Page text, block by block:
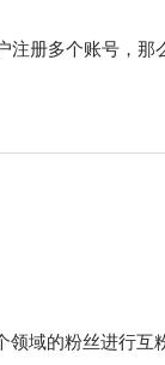
册多个账号，那
域的粉丝进行互